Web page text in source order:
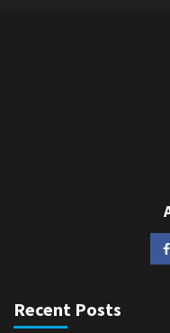
Recent Posts